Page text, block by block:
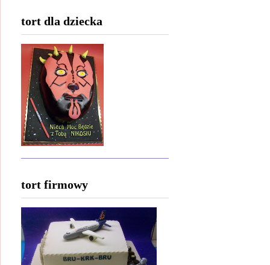
tort dla dziecka
tort firmowy